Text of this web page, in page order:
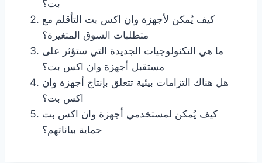
بت؟
كيف يُمكن لأجهزة وان اكس بت التأقلم مع
متطلبات السوق المتغيرة؟
ما هي التكنولوجيات الجديدة التي ستؤثر على
مستقبل أجهزة وان اكس بت؟
هل هناك التزامات بيئية تتعلق بإنتاج أجهزة وان
اكس بت؟
كيف يُمكن لمستخدمي أجهزة وان اكس بت
حماية بياناتهم؟